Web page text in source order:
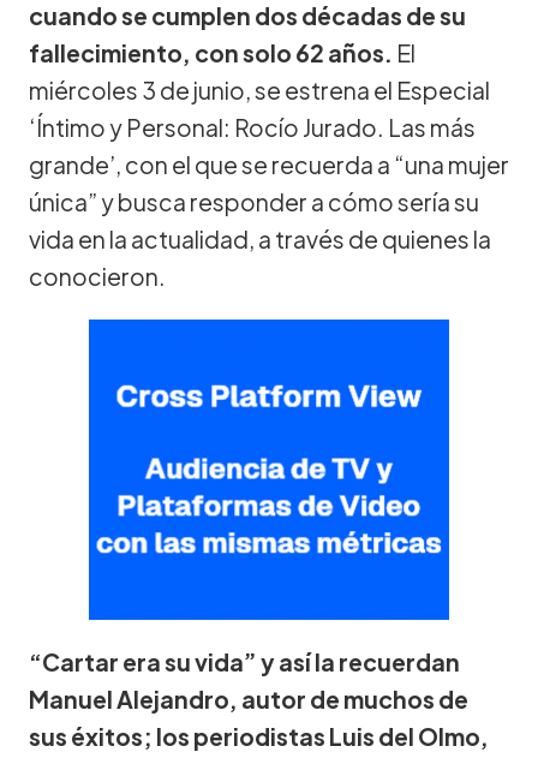
cuando se cumplen dos décadas de su
fallecimiento, con solo 62 años. El
miércoles 3 de junio, se estrena el Especial
‘Íntimo y Personal: Rocío Jurado. Las más
grande’, con el que se recuerda a “una mujer
única” y busca responder a cómo sería su
vida en la actualidad, a través de quienes la
conocieron.
“Cartar era su vida” y así la recuerdan
Manuel Alejandro, autor de muchos de
sus éxitos; los periodistas Luis del Olmo,